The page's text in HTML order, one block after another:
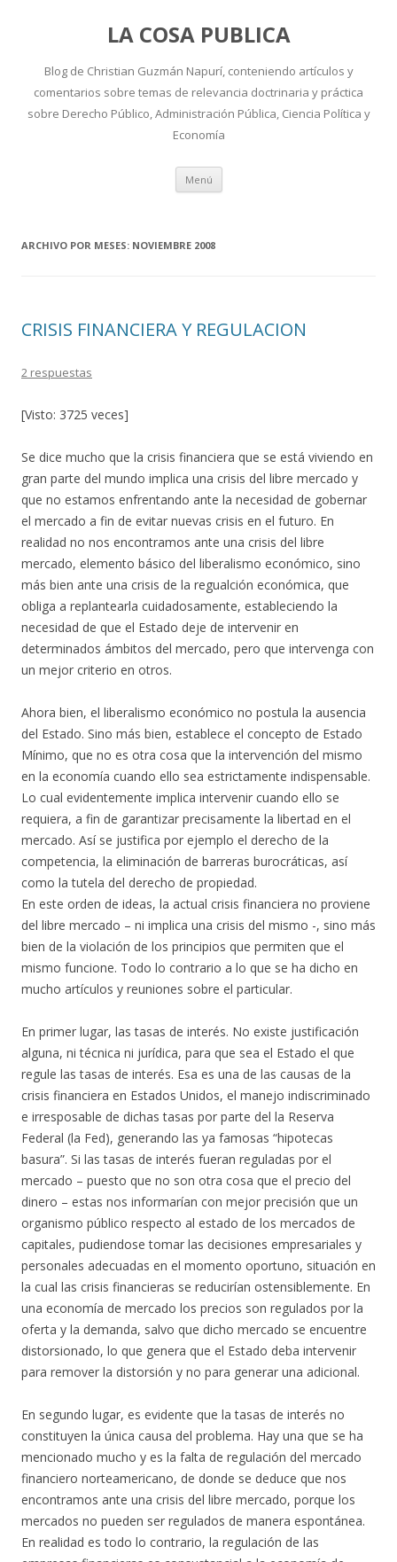
LA COSA PUBLICA
Blog de Christian Guzmán Napurí, conteniendo artículos y
comentarios sobre temas de relevancia doctrinaria y práctica
sobre Derecho Público, Administración Pública, Ciencia Política y
Economía
Menú Ir
contenido
ARCHIVO POR MESES: NOVIEMBRE 2008
CRISIS FINANCIERA Y REGULACION
2 respuestas
[Visto: 3725 veces]
Se dice mucho que la crisis financiera que se está viviendo en
gran parte del mundo implica una crisis del libre mercado y
que no estamos enfrentando ante la necesidad de gobernar
el mercado a fin de evitar nuevas crisis en el futuro. En
realidad no nos encontramos ante una crisis del libre
mercado, elemento básico del liberalismo económico, sino
más bien ante una crisis de la regualción económica, que
obliga a replantearla cuidadosamente, estableciendo la
necesidad de que el Estado deje de intervenir en
determinados ámbitos del mercado, pero que intervenga con
un mejor criterio en otros.
Ahora bien, el liberalismo económico no postula la ausencia
del Estado. Sino más bien, establece el concepto de Estado
Mínimo, que no es otra cosa que la intervención del mismo
en la economía cuando ello sea estrictamente indispensable.
Lo cual evidentemente implica intervenir cuando ello se
requiera, a fin de garantizar precisamente la libertad en el
mercado. Así se justifica por ejemplo el derecho de la
competencia, la eliminación de barreras burocráticas, así
como la tutela del derecho de propiedad.
En este orden de ideas, la actual crisis financiera no proviene
del libre mercado – ni implica una crisis del mismo -, sino más
bien de la violación de los principios que permiten que el
mismo funcione. Todo lo contrario a lo que se ha dicho en
mucho artículos y reuniones sobre el particular.
En primer lugar, las tasas de interés. No existe justificación
alguna, ni técnica ni jurídica, para que sea el Estado el que
regule las tasas de interés. Esa es una de las causas de la
crisis financiera en Estados Unidos, el manejo indiscriminado
e irresposable de dichas tasas por parte del la Reserva
Federal (la Fed), generando las ya famosas “hipotecas
basura”. Si las tasas de interés fueran reguladas por el
mercado – puesto que no son otra cosa que el precio del
dinero – estas nos informarían con mejor precisión que un
organismo público respecto al estado de los mercados de
capitales, pudiendose tomar las decisiones empresariales y
personales adecuadas en el momento oportuno, situación en
la cual las crisis financieras se reducirían ostensiblemente. En
una economía de mercado los precios son regulados por la
oferta y la demanda, salvo que dicho mercado se encuentre
distorsionado, lo que genera que el Estado deba intervenir
para remover la distorsión y no para generar una adicional.
En segundo lugar, es evidente que la tasas de interés no
constituyen la única causa del problema. Hay una que se ha
mencionado mucho y es la falta de regulación del mercado
financiero norteamericano, de donde se deduce que nos
encontramos ante una crisis del libre mercado, porque los
mercados no pueden ser regulados de manera espontánea.
En realidad es todo lo contrario, la regulación de las